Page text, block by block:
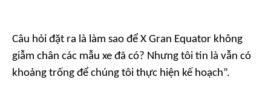
Câu hỏi đặt ra là làm sao để X Gran Equator không
giẫm chân các mẫu xe đã có? Nhưng tôi tin là vẫn có
khoảng trống để chúng tôi thực hiện kế hoạch”.